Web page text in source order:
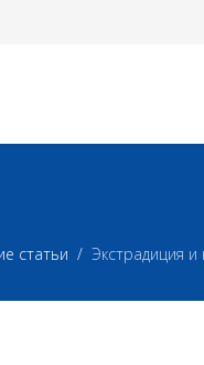
статьи Экстрадиция